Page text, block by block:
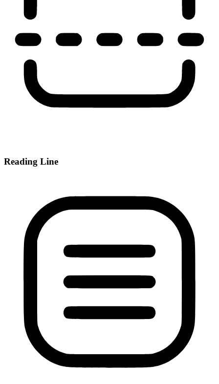
Reading Line